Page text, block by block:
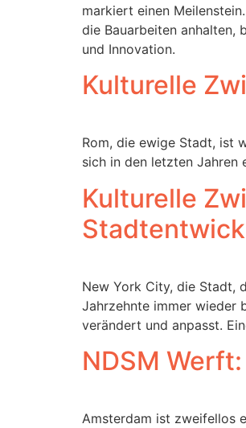
markiert einen
die Bauarbeiten anhalten,
und Innovation.
Kulturelle
Rom, die ewige Stadt, ist
sich in den letzten Jahren
Kulturelle
New York City, die Stadt,
Jahrzehnte immer wieder
verändert und anpasst.
NDSM
Amsterdam ist zweifellos